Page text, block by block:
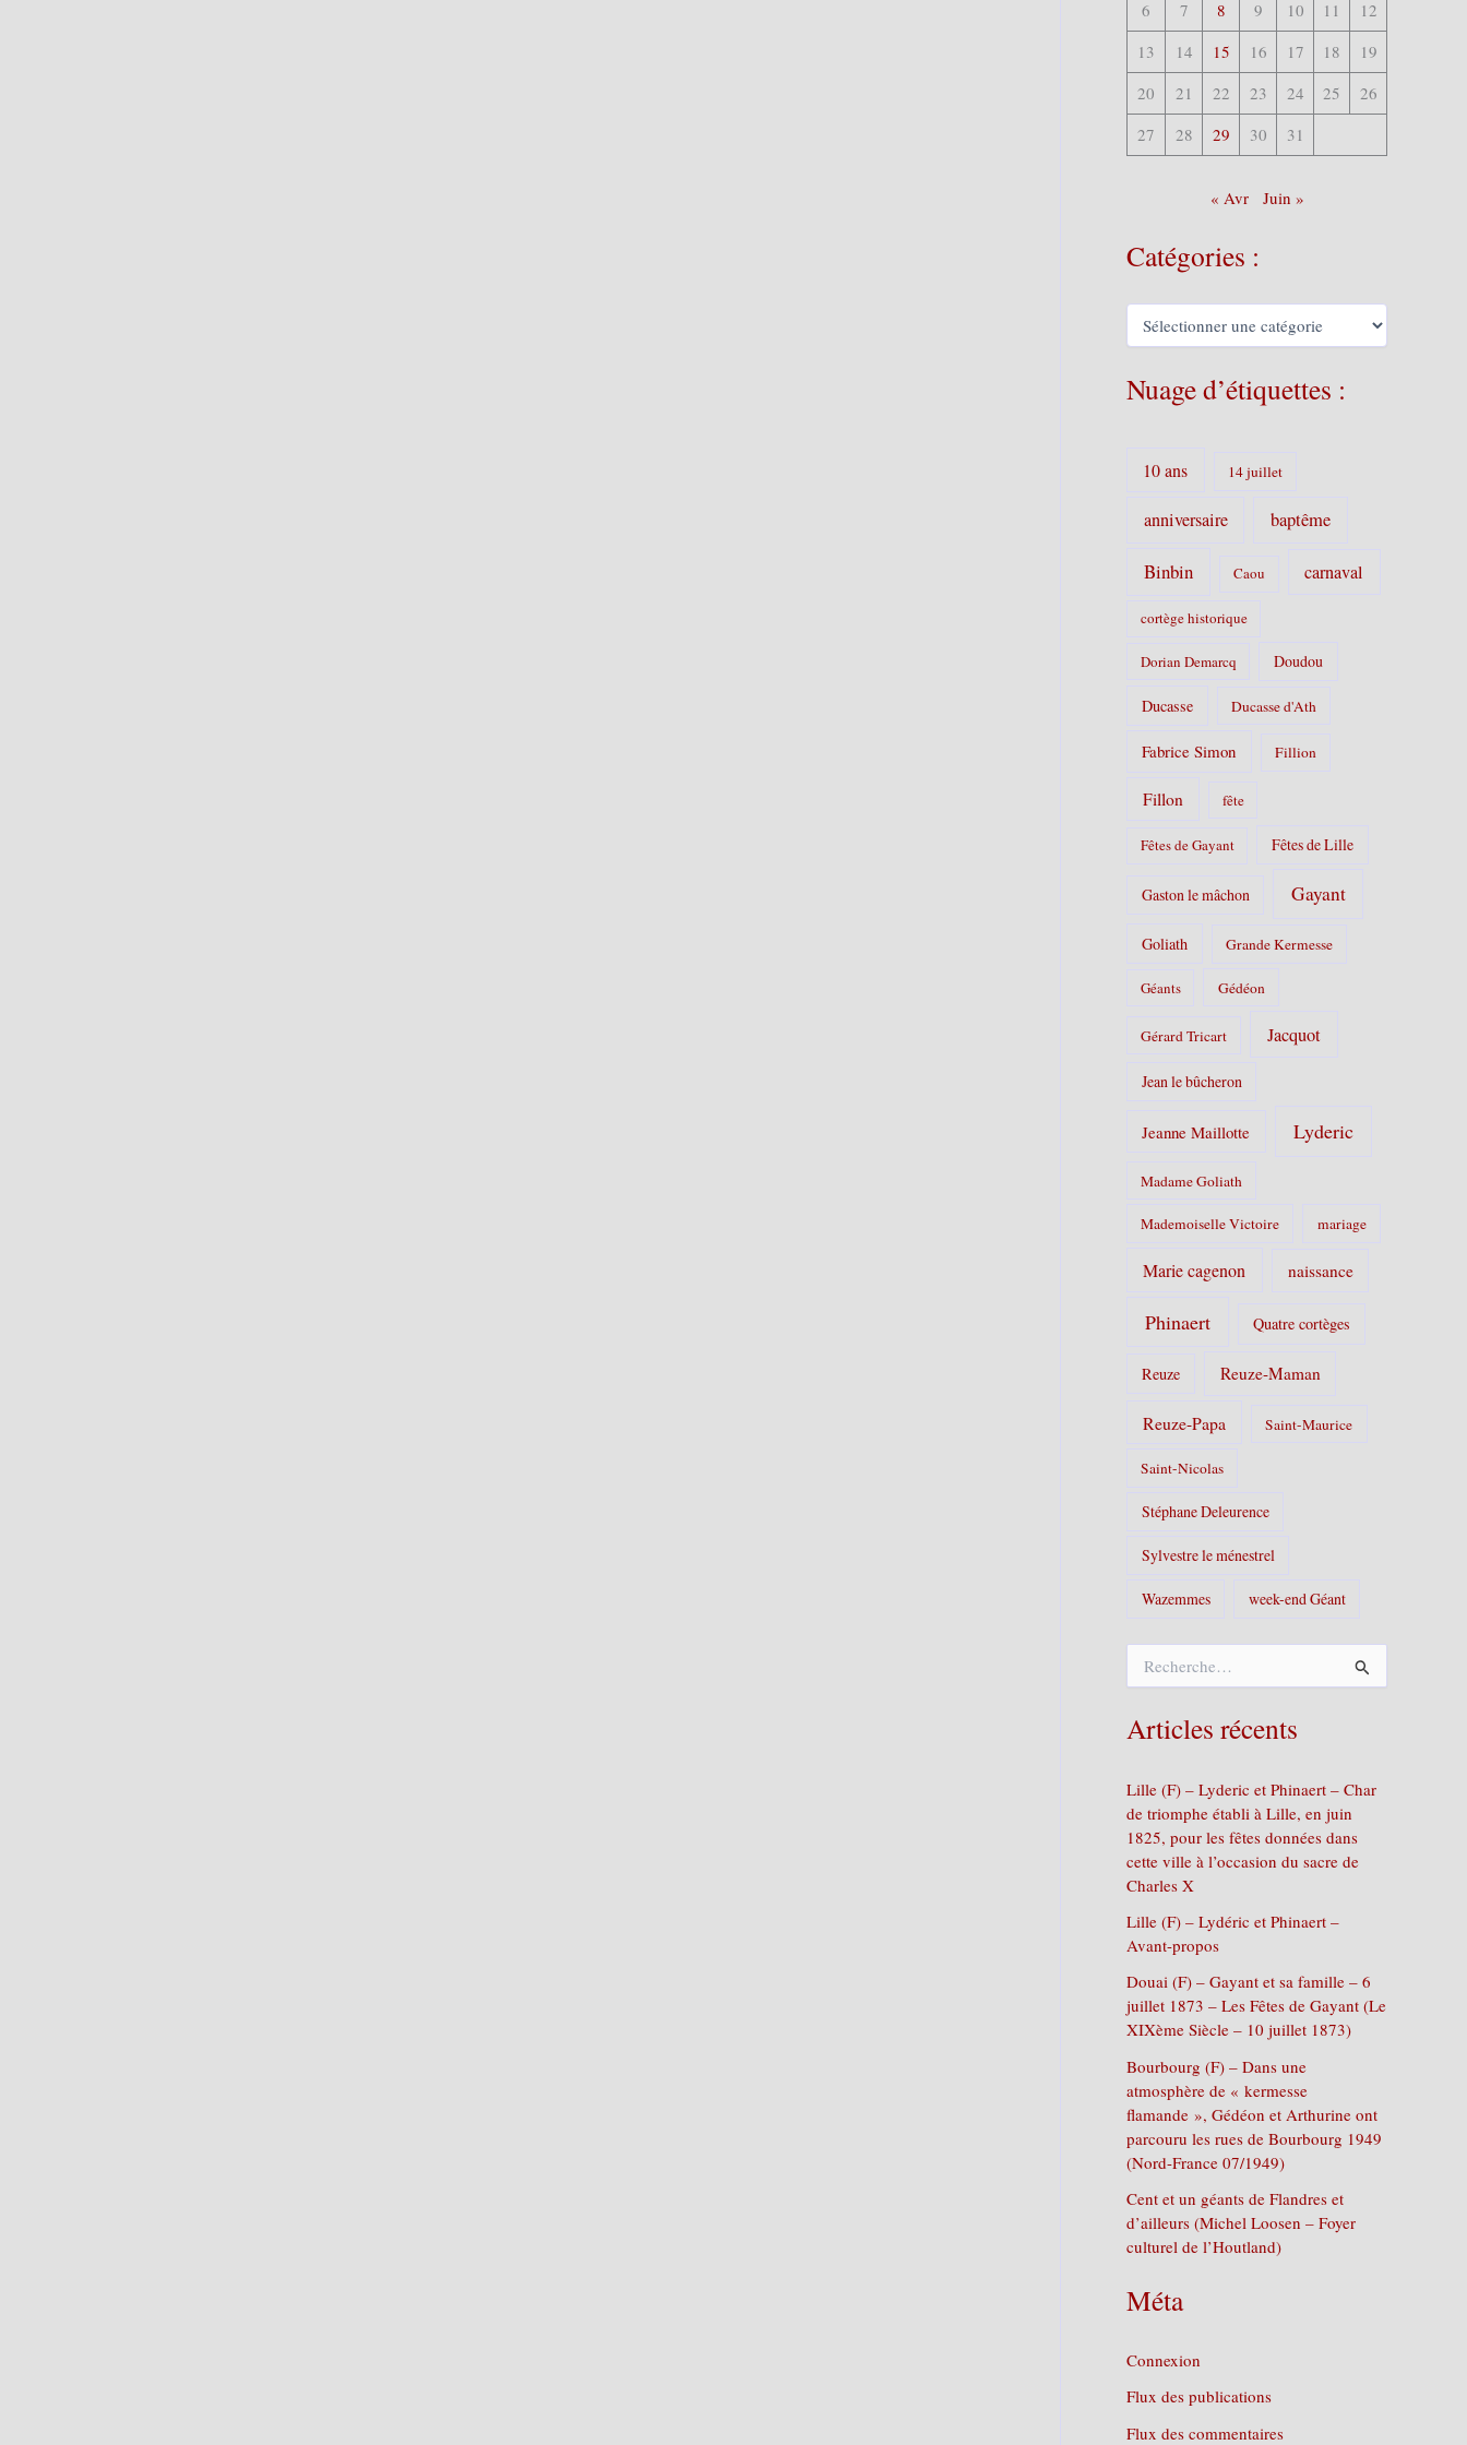
6
7 8 9 10 11
12
13
14 15 16 17 18
19
20
21 22 23 24 25
26
27
28 29 30 31
« Avr Juin »
Catégories :
C
é
g
Nuage d’étiquettes :
10 ans 14 juillet
anniversaire baptême
Binbin Caou carnaval
cortège historique
Dorian Demarcq Doudou
Ducasse Ducasse d'Ath
Fabrice Simon Fillion
Fillon fête
Fêtes de Gayant Fêtes de Lille
Gaston le mâchon Gayant
Goliath Grande Kermesse
Géants Gédéon
Gérard Tricart Jacquot
Jean le bûcheron
Jeanne Maillotte Lyderic
Madame Goliath
Mademoiselle Victoire mariage
Marie cagenon naissance
Phinaert Quatre cortèges
Reuze Reuze-Maman
Reuze-Papa Saint-Maurice
Saint-Nicolas
Stéphane Deleurence
Sylvestre le ménestrel
Wazemmes week-end Géant
e
c
h
r
:
Articles récents
Lille (F) – Lyderic et Phinaert – Char
de triomphe établi à Lille, en juin
1825, pour les fêtes données dans
cette ville à l’occasion du sacre de
Charles X
Lille (F) – Lydéric et Phinaert –
Avant-propos
Douai (F) – Gayant et sa famille – 6
juillet 1873 – Les Fêtes de Gayant (Le
XIXème Siècle – 10 juillet 1873)
Bourbourg (F) – Dans une
atmosphère de « kermesse
flamande », Gédéon et Arthurine ont
parcouru les rues de Bourbourg 1949
(Nord-France 07/1949)
Cent et un géants de Flandres et
d’ailleurs (Michel Loosen – Foyer
culturel de l’Houtland)
Méta
Connexion
Flux des publications
Flux des commentaires